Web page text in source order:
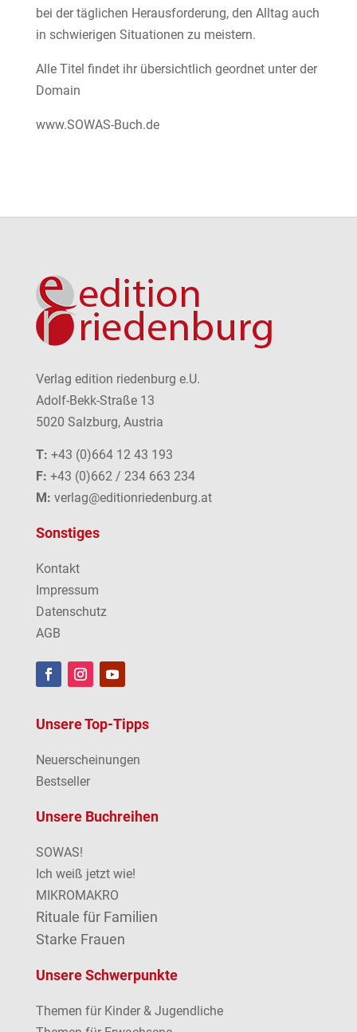
bei der täglichen Herausforderung, den Alltag auch
in schwierigen Situationen zu meistern.
Alle Titel findet ihr übersichtlich geordnet unter der
Domain
www.SOWAS-Buch.de
Verlag edition riedenburg e.U.
Adolf-Bekk-Straße 13
5020 Salzburg, Austria
T: +43 (0)664 12 43 193
F: +43 (0)662 / 234 663 234
M: verlag@editionriedenburg.at
Sonstiges
Kontakt
Impressum
Datenschutz
AGB
Unsere Top-Tipps
Neuerscheinungen
Bestseller
Unsere Buchreihen
SOWAS!
Ich weiß jetzt wie!
MIKROMAKRO
Rituale für Familien
Starke Frauen
Unsere Schwerpunkte
Themen für Kinder & Jugendliche